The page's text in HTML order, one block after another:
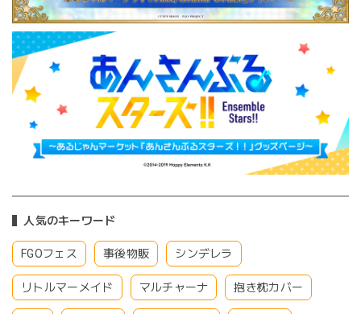
人気のキーワード
FGOフェス 事後物販 シンデレラ
リトルマーメイド マルチャーナ 抱き枕カバー